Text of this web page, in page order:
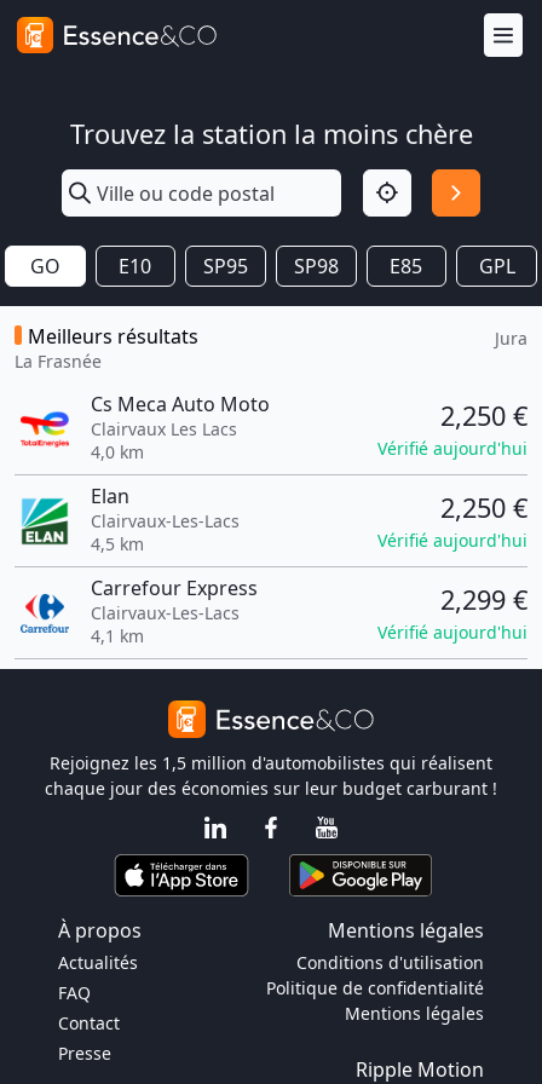
Trouvez la station la moins chère
GO E10 SP95 SP98 E85 GPL
Meilleurs résultats
La Frasnée
Jura
Cs Meca Auto Moto
Clairvaux Les Lacs
4,0 km
2,250 €
Vérifié aujourd'hui
Elan
Clairvaux-Les-Lacs
4,5 km
2,250 €
Vérifié aujourd'hui
Carrefour Express
Clairvaux-Les-Lacs
4,1 km
2,299 €
Vérifié aujourd'hui
Rejoignez les 1,5 million d'automobilistes qui réalisent
chaque jour des économies sur leur budget carburant !
À propos Mentions légales
Actualités
FAQ
Contact
Presse
Conditions d'utilisation
Politique de confidentialité
Mentions légales
Ripple Motion